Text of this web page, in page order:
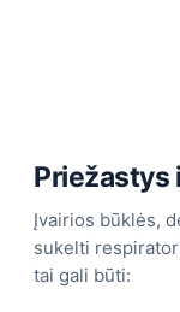
Priežastys
Įvairios būklės,
sukelti
tai gali būti: